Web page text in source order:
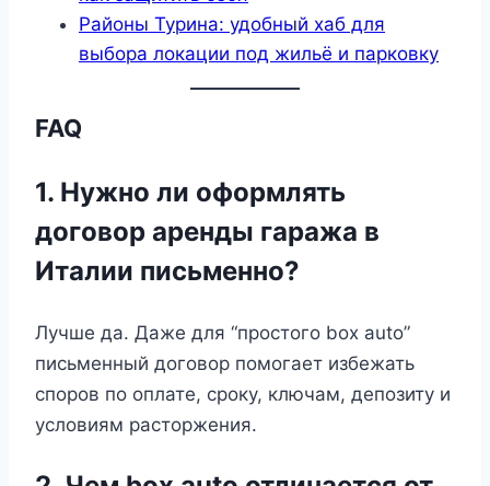
Районы Турина: удобный хаб для
выбора локации под жильё и парковку
FAQ
1. Нужно ли оформлять
договор аренды гаража в
Италии письменно?
Лучше да. Даже для “простого box auto”
письменный договор помогает избежать
споров по оплате, сроку, ключам, депозиту и
условиям расторжения.